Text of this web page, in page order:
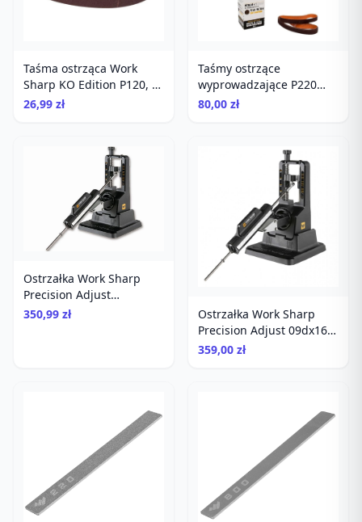
Taśma ostrząca Work
Sharp KO Edition P120, 1
szt
26,99 zł
Taśmy ostrzące
wyprowadzające P220
WSKTS - 6 szt
80,00 zł
Ostrzałka Work Sharp
Precision Adjust
diamentowa
350,99 zł
Ostrzałka Work Sharp
Precision Adjust 09dx164
system diamentowy do
359,00 zł